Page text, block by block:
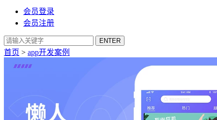
会员登录
会员注册
首页 > app开发案例